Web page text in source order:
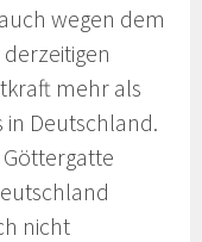
wegen dem
mehr als
in Deutschland.
nicht